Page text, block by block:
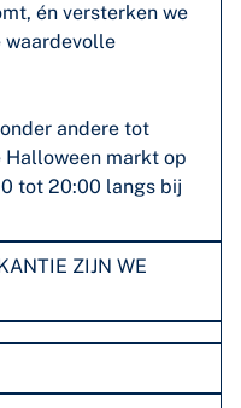
én versterken we
waardevolle
andere tot
Halloween markt op
tot 20:00 langs bij
ZIJN WE